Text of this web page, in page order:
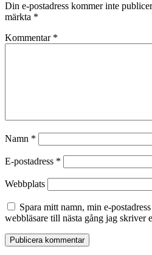
Din e-postadress kommer inte
märkta *
Kommentar *
Namn *
E-postadress *
Webbplats
Spara mitt namn, min e-
webbläsare till nästa gång jag skriver